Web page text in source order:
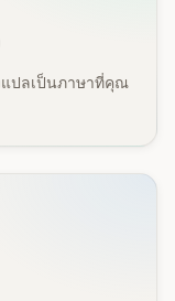
แปลเป็นภาษาที่คุณ